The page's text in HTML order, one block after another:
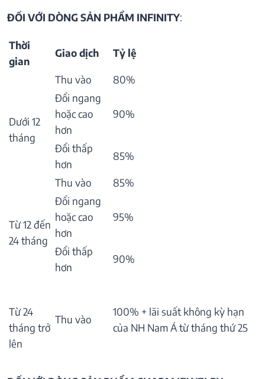
ĐỐI VỚI DÒNG SẢN PHẨM INFINITY:
Thời
gian
Giao dịch Tỷ lệ
Dưới 12
tháng
Thu vào
80%
Đổi ngang
hoặc cao
hơn
90%
Đổi thấp
hơn
85%
Từ 12 đến
24 tháng
Thu vào
85%
Đổi ngang
hoặc cao
hơn
95%
Đổi thấp
hơn
90%
Từ 24
tháng trở
lên
Thu vào
100% + lãi suất không kỳ hạn
của NH Nam Á từ tháng thứ 25